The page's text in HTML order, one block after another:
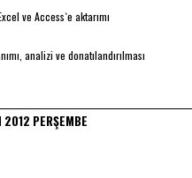
ve Access`e aktarımı
analizi ve donatılandırılması
PERŞEMBE